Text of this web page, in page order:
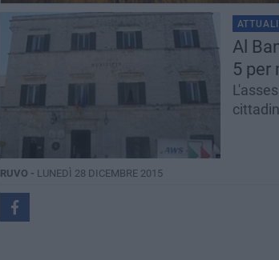
Al
5 per
RUVO - LUNEDÌ 28 DICEMBRE 2015